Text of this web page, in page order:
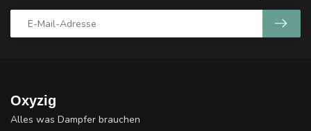
Oxyzig
Alles was Dampfer brauchen